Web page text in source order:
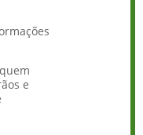
e